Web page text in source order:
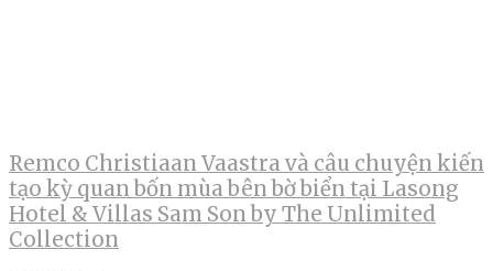
Remco Christiaan Vaastra và câu chuyện kiến
tạo kỳ quan bốn mùa bên bờ biển tại Lasong
Hotel & Villas Sam Son by The Unlimited
Collection